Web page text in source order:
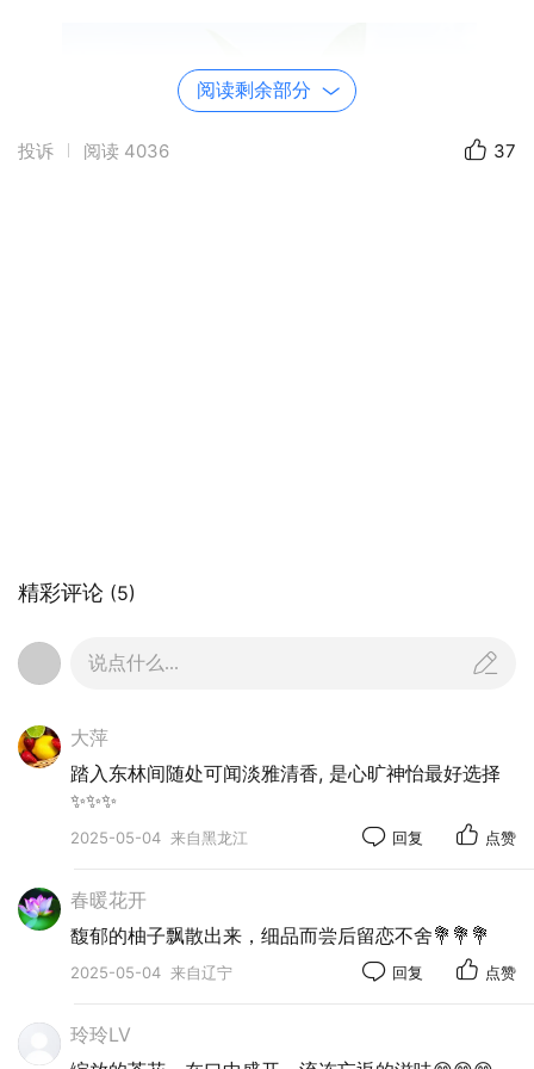
阅读剩余部分
投诉 阅读 4036 37
精彩评论 (5)
说点什么...
大萍
踏入东林间随处可闻淡雅清香, 是心旷神怡最好选择
✨✨✨
2025-05-04 来自黑龙江 回复 点赞
春暖花开
馥郁的柚子飘散出来，细品而尝后留恋不舍💐💐💐
2025-05-04 来自辽宁 回复 点赞
玲玲LV